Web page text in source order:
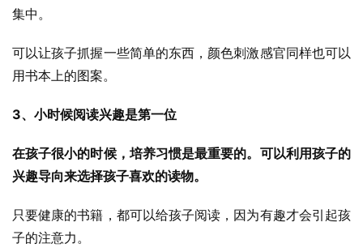
集中。
可以让孩子抓握一些简单的东西，颜色刺激感官同样也可以
用书本上的图案。
3、小时候阅读兴趣是第一位
在孩子很小的时候，培养习惯是最重要的。可以利用孩子的
兴趣导向来选择孩子喜欢的读物。
只要健康的书籍，都可以给孩子阅读，因为有趣才会引起孩
子的注意力。